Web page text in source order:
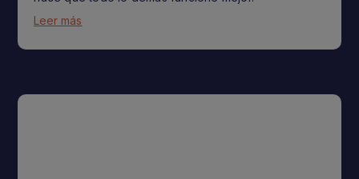
Leer más